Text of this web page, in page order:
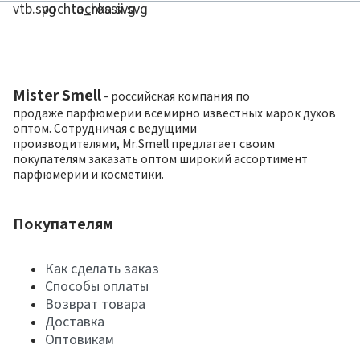
Mister Smell - российская компания по
продаже парфюмерии всемирно известных марок духов
оптом. Сотрудничая с ведущими
производителями, Mr.Smell предлагает своим
покупателям заказать оптом широкий ассортимент
парфюмерии и косметики.
Покупателям
Как сделать заказ
Способы оплаты
Возврат товара
Доставка
Оптовикам